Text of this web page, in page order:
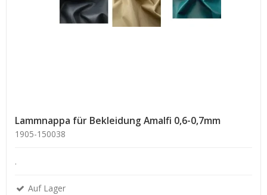
Lammnappa für Bekleidung Amalfi 0,6-0,7mm
1905-150038
.
Auf Lager